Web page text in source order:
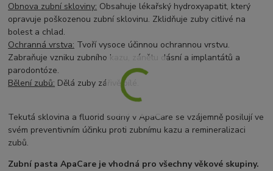
Obnova zubní skloviny: Obsahuje lékařský hydroxyapatit, který
opravuje poškozenou zubní sklovinu. Zklidňuje zuby citlivé na
bolest a chlad.
Ochranná vrstva: Tvoří vysoce účinnou ochrannou vrstvu.
Zabraňuje vzniku zubního kazu, zánětu dásní a implantátů a
parodontóze.
Bělení zubů: Dělá zuby zářivě bílé.
Tekutá sklovina a fluorid sodný v ApaCare se vzájemně posilují ve
svém preventivním účinku proti zubnímu kazu a remineralizaci
zubů.
Zubní pasta ApaCare je vhodná pro všechny věkové skupiny.